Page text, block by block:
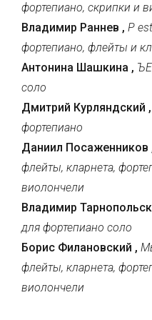
фортепиано, скрипки и
Владимир Раннев , P
фортепиано, флейты и
Антонина Шашкина ,
соло
Дмитрий Курляндский ,
фортепиано
Даниил Посаженников
флейты, кларнета,
виолончели
Владимир
для фортепиано соло
Борис Филановский ,
флейты, кларнета,
виолончели